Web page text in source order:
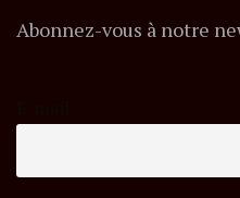
Abonnez-vous à notre